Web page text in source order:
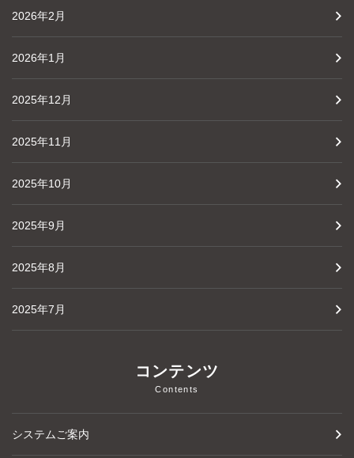
2026年2月
2026年1月
2025年12月
2025年11月
2025年10月
2025年9月
2025年8月
2025年7月
コンテンツ
Contents
システムご案内